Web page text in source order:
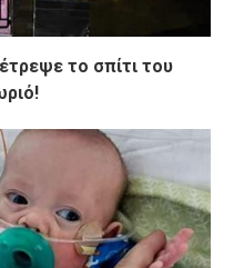
το σπίτι του